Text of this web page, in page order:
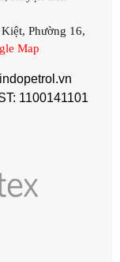
Phường 16,
Map
1100141101